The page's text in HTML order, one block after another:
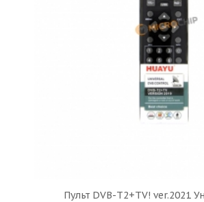
Пульт DVB-T2+TV! ver.2021